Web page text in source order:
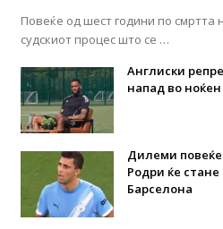
Повеќе од шест години по смртта
судскиот процес што се …
Англиски
напад во ноќен
Дилеми повеќе
Родри ќе
Барселона